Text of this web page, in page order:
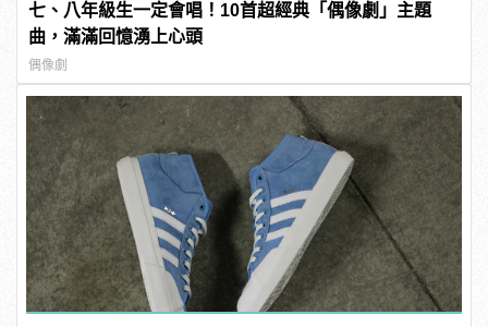
七、八年級生一定會唱！10首超經典「偶像劇」主題
曲，滿滿回憶湧上心頭
偶像劇